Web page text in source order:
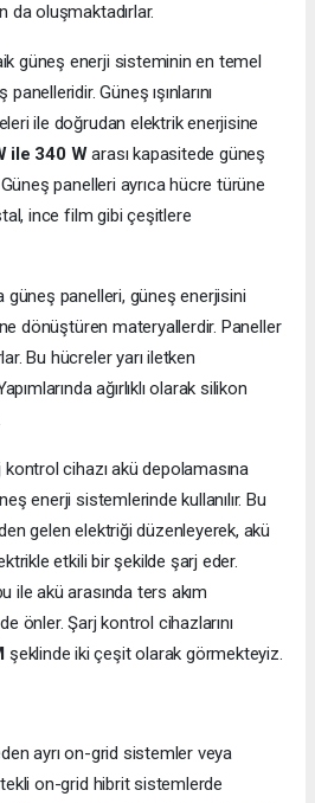
da oluşmaktadırlar.
güneş enerji sisteminin en temel
Güneş ışınlarını
ile doğrudan elektrik enerjisine
ile 340 Warası kapasitede güneş
panelleri ayrıca hücre türüne
ince film gibi çeşitlere
güneş panelleri, güneş enerjisini
dönüştüren materyallerdir. Paneller
Bu hücreler yarı iletken
ağırlıklı olarak silikon
kontrol cihazı akü depolamasına
enerji sistemlerinde kullanılır. Bu
gelen elektriği düzenleyerek, akü
etkili bir şekilde şarj eder.
ile akü arasında ters akım
de önler. Şarj kontrol cihazlarını
şeklinde iki çeşit olarak görmekteyiz.
ayrı on-grid sistemler veya
on-grid hibrit sistemlerde